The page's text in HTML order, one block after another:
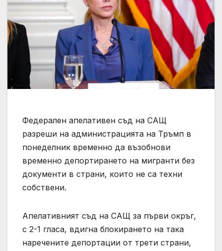
Федерален апелативен съд на САЩ
разреши на администрацията на Тръмп в
понеделник временно да възобнови
временно депортирането на мигранти без
документи в страни, които не са техни
собствени.
Апелативният съд на САЩ за първи окръг,
с 2-1 гласа, вдигна блокирането на така
наречените депортации от трети страни,